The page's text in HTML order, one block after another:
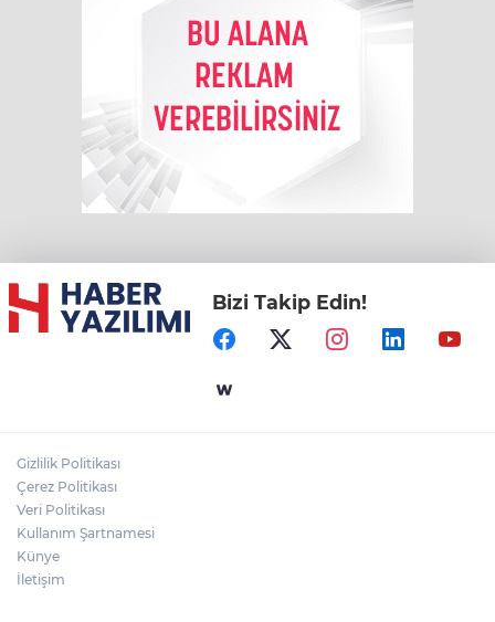
Bizi Takip Edin!
Gizlilik Politikası
Çerez Politikası
Veri Politikası
Kullanım Şartnamesi
Künye
İletişim